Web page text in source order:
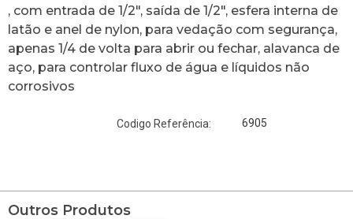
, com entrada de 1/2″, saída de 1/2″, esfera interna de
latão e anel de nylon, para vedação com segurança,
apenas 1/4 de volta para abrir ou fechar, alavanca de
aço, para controlar fluxo de água e líquidos não
corrosivos
Codigo Referência: 6905
Outros Produtos